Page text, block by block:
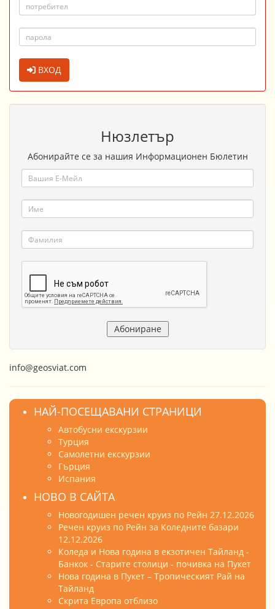
ВХОД
Нюзлетър
Абонирайте се за нашия Информационен Бюлетин
info@geosviat.com
НАЙ-ПОСЕЩАВАНИ СТРАНИЦИ
Автобусни екскурзии
Турция
Самолетни екскурзии
Гърция
Испания
НОВО В САЙТА
Новогодишен речен круиз по Рейн 27.12.2026
Речен круиз по Рейн за Коледните базари
12.12.2026
Коледа и Нова година в екзотичен Тайланд -
Банкок - Старите столици - почивка на Пукет
Нова година в Пукет – Тропическият Рай на
Тайланд
Скрита Европа отблизо